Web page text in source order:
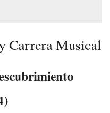
Carrera Musical